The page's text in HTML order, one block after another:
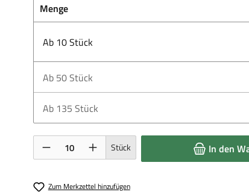
Menge
Ab 10Stück
Ab 50Stück
Ab 135 Stück
Produkt Anzahl: Gib den gewünschten Wert ein oder
Stück In den
Zum Merkzettel hinzufügen